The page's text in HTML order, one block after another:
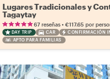
Lugares Tradicionales y
Tagaytay
67 reseñas• €117.65 por
DAY TRIP CAR
CONFIRMACIÓN
APTO PARA FAMILIAS